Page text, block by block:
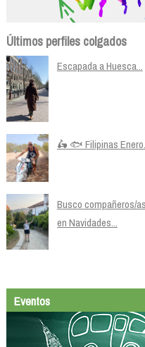
Últimos perfiles colgados
Escapada a Huesca...
🛵 🐟 Filipinas
Busco compañeros/
en Navidades...
Eventos